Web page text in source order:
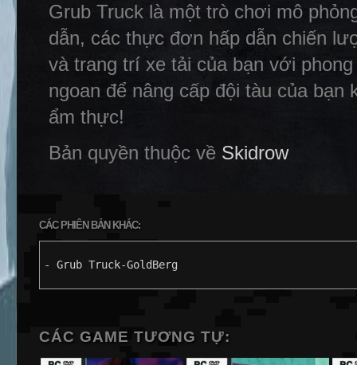
Grub Truck là một trò chơi mô
dẫn, các thực đơn hấp dẫn chiến
và trang trí xe tải của bạn với
ngoan để nâng cấp đội tàu của
ẩm thực!
Bản quyền thuộc về Skidrow
CÁC PHIÊN BẢN KHÁC:
- Grub Truck-GoldBerg
CÁC GAME TƯƠNG TỰ: